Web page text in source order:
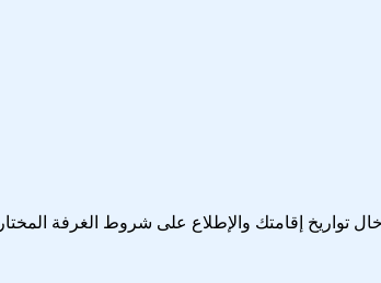
تواريخ إقامتك والإطلاع على شروط الغرفة